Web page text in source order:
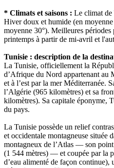
* Climats et saisons : Le climat de
Hiver doux et humide (en moyenne
moyenne 30°). Meilleures
printemps à partir de mi-avril et
Tunisie : description de la
La Tunisie, officiellement la
d’Afrique du Nord appartenant au
et à l’est par la mer Méditerranée.
l’Algérie (965 kilomètres) et sa
kilomètres). Sa capitale éponyme,
du pays.
La Tunisie possède un relief
et occidentale montagneuse située
montagneux de l’Atlas — son
(1 544 mètres) — et coupée par la
d’eau alimenté de façon continue),